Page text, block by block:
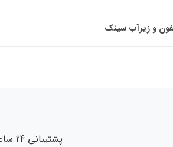
و زیرآب سینک
پشتیبانی 24 ساعته